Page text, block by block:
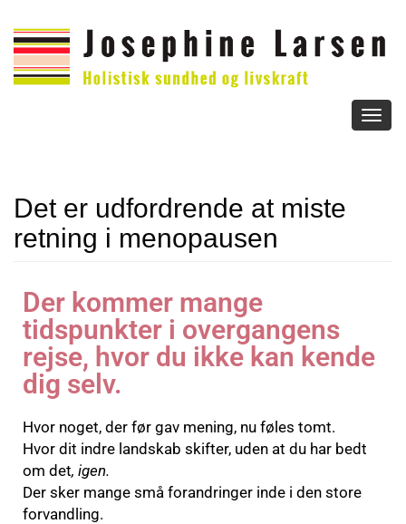
Det er udfordrende at miste
retning i menopausen
Der kommer mange
tidspunkter i overgangens
rejse, hvor du ikke kan kende
dig selv.
Hvor noget, der før gav mening, nu føles tomt.
Hvor dit indre landskab skifter, uden at du har bedt
om det, igen.
Der sker mange små forandringer inde i den store
forvandling.